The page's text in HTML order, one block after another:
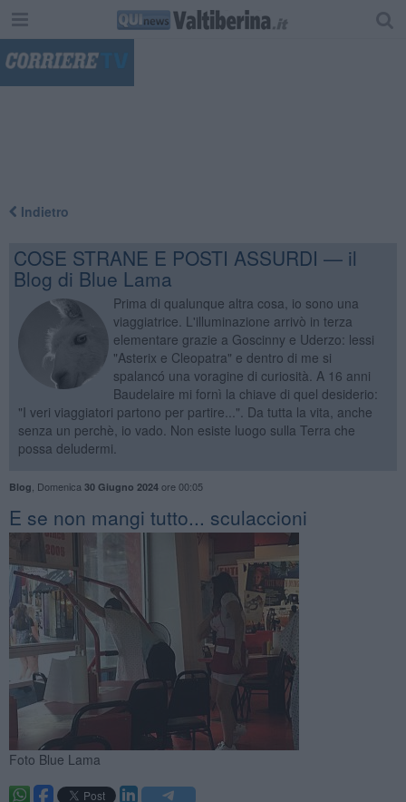
Indietro
COSE STRANE E POSTI ASSURDI — il
Blog di Blue Lama
Prima di qualunque altra cosa, io sono una
viaggiatrice. L'illuminazione arrivò in terza
elementare grazie a Goscinny e Uderzo: lessi
"Asterix e Cleopatra" e dentro di me si
spalancó una voragine di curiosità. A 16 anni
Baudelaire mi fornì la chiave di quel desiderio:
"I veri viaggiatori partono per partire...". Da tutta la vita, anche
senza un perchè, io vado. Non esiste luogo sulla Terra che
possa deludermi.
Blog Domenica 30 Giugno 2024ore 00:05
E se non mangi tutto... sculaccioni
Foto Blue Lama